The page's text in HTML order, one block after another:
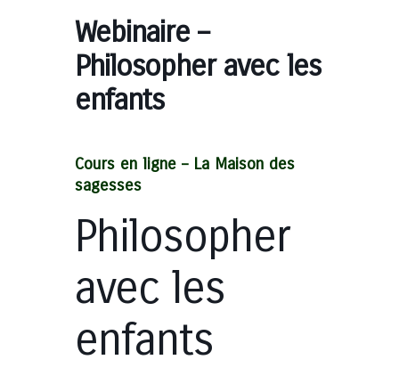
Webinaire –
Philosopher avec les
enfants
Cours en ligne – La Maison des
sagesses
Philosopher
avec les
enfants